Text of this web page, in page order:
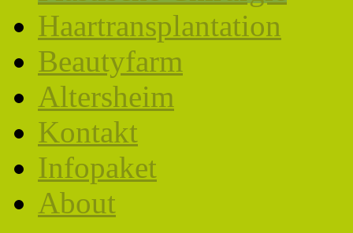
Haartransplantation
Beautyfarm
Altersheim
Kontakt
Infopaket
About